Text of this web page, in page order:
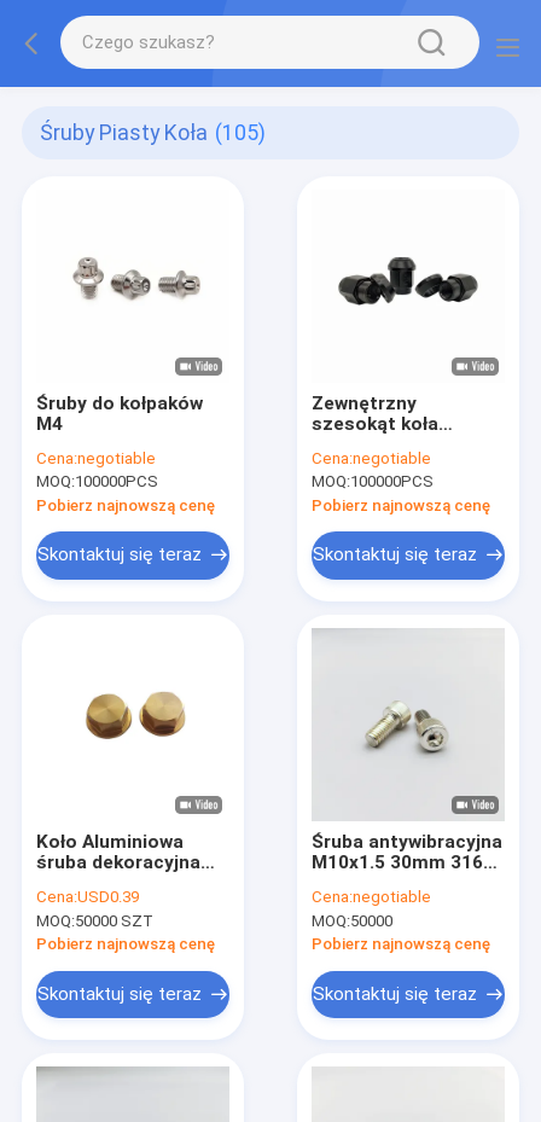
Śruby Piasty Koła (105)
Śruby do kołpaków
M4
Cena:negotiable
MOQ:100000PCS
Pobierz najnowszą cenę
Skontaktuj się teraz
Zewnętrzny
szesokąt koła
Cena:negotiable
MOQ:100000PCS
Pobierz najnowszą cenę
Skontaktuj się teraz
Koło Aluminiowa
śruba dekoracyjna
aluminiowe nity
wykończeniowe
Cena:USD0.39
MOQ:50000 SZT
Pobierz najnowszą cenę
Skontaktuj się teraz
Śruba antywibracyjna
M10x1.5 30mm 316
gniazdem
sześciokątnym
Cena:negotiable
MOQ:50000
Pobierz najnowszą cenę
Skontaktuj się teraz